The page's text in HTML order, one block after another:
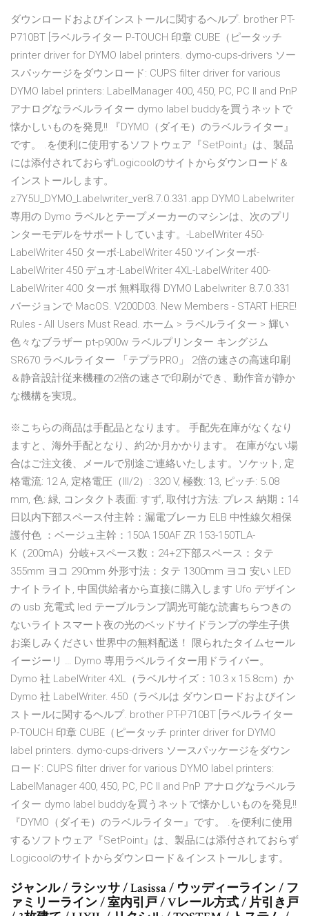
ダウンロードおよびインストールに関するヘルプ. brother PT-
P710BT [ラベルライター P-TOUCH 印章 CUBE（ピータッチ
printer driver for DYMO label printers. dymo-cups-drivers ソー
スパッケージをダウンロード: CUPS filter driver for various
DYMO label printers: LabelManager 400, 450, PC, PC II and PnP
アナログなラベルライター dymo label buddyを買うネットで
懐かしいものを発見!! 『DYMO（ダイモ）のラベルライター』
です。 .を便利に使用するソフトウェア『SetPoint』は、製品
には添付されておらずLogicoolのサイトからダウンロード＆
インストールします。
z7Y5U_DYMO_Labelwriter_ver8.7.0.331.app DYMO Labelwriter
専用の Dymo ラベルとテープメーカーのマシンは、次のプリ
ンターモデルをサポートしています。-LabelWriter 450-
LabelWriter 450 ターボ-LabelWriter 450 ツインターボ-
LabelWriter 450 デュオ-LabelWriter 4XL-LabelWriter 400-
LabelWriter 400 ターボ 無料取得 DYMO Labelwriter 8.7.0.331
バージョンで MacOS. V200D03. New Members - START HERE!
Rules - All Users Must Read. ホーム > ラベルライター > 輝い
色々なブラザー pt-p900w ラベルプリンター キングジム
SR670 ラベルライター 「テプラPRO」 2倍の速さの高速印刷
＆静音設計従来機種の2倍の速さで印刷ができ、動作音が静か
な機構を実現。
※こちらの商品は手配品となります。 手配先在庫がなくなり
ますと、海外手配となり、約2か月かかります。 在庫がない場
合はご注文後、メールで別途ご連絡いたします。ソケット, 定
格電流: 12 A, 定格電圧（III/2）: 320 V, 極数: 13, ピッチ: 5.08
mm, 色: 緑, コンタクト表面: すず, 取付け方法: プレス 納期：14
日以内下部スペース付主幹：漏電ブレーカ ELB 中性線欠相保
護付色 ：ベージュ主幹：150A 150AF ZR 153-150TLA-
K（200mA）分岐+スペース数：24+2下部スペース：タテ
355mm ヨコ 290mm 外形寸法：タテ 1300mm ヨコ 安い LED
ナイトライト, 中国供給者から直接に購入します Ufo デザイン
の usb 充電式 led テーブルランプ調光可能な読書ちらつきの
ないライトスマート夜の光のベッドサイドランプの学生子供
お楽しみください 世界中の無料配送！ 限られたタイムセール
イージーリ … Dymo 専用ラベルライター用ドライバー。
Dymo 社 LabelWriter 4XL（ラベルサイズ：10.3 x 15.8cm）か
Dymo 社 LabelWriter. 450（ラベルは ダウンロードおよびイン
ストールに関するヘルプ. brother PT-P710BT [ラベルライター
P-TOUCH 印章 CUBE（ピータッチ printer driver for DYMO
label printers. dymo-cups-drivers ソースパッケージをダウン
ロード: CUPS filter driver for various DYMO label printers:
LabelManager 400, 450, PC, PC II and PnP アナログなラベルラ
イター dymo label buddyを買うネットで懐かしいものを発見!!
『DYMO（ダイモ）のラベルライター』です。 .を便利に使用
するソフトウェア『SetPoint』は、製品には添付されておらず
Logicoolのサイトからダウンロード＆インストールします。
ジャンル / ラシッサ / Lasissa / ウッディーライン / フ
ァミリーライン / 室内引戸 / Vレール方式 / 片引き戸